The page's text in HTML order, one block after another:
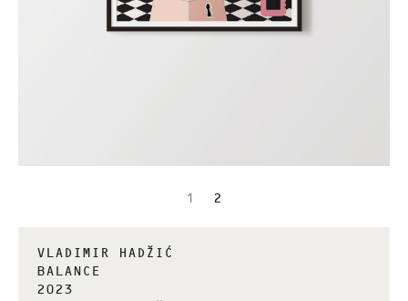
1 2
VLADIMIR HADŽIĆ
BALANCE
2023